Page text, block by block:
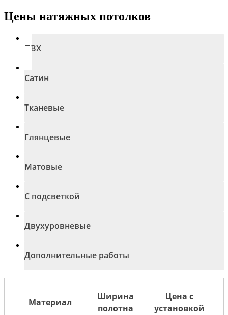
Цены натяжных потолков
ПВХ
Сатин
Тканевые
Глянцевые
Матовые
С подсветкой
Двухуровневые
Дополнительные работы
Материал
Ширина
полотна
Цена с
установкой